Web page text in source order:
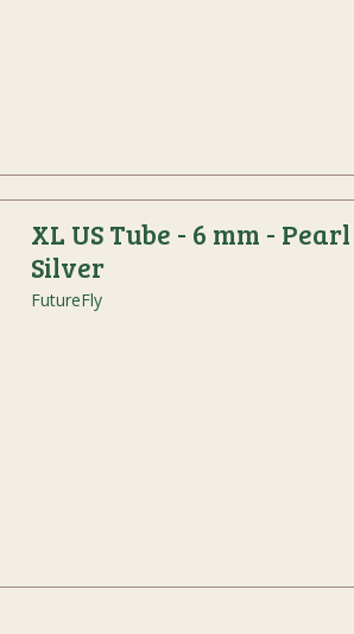
XL US Tube - 6 mm - Pearl
Silver
FutureFly